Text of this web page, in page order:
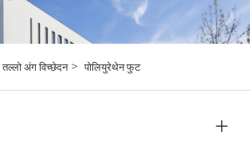
तल्लो अंग विच्छेदन>पोलियुरेथेन फुट